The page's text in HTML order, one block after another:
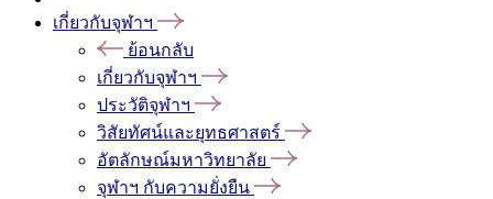
เกี่ยวกับจุฬาฯ
ย้อนกลับ
เกี่ยวกับจุฬาฯ
ประวัติจุฬาฯ
วิสัยทัศน์และยุทธศาสตร์
อัตลักษณ์มหาวิทยาลัย
จุฬาฯ กับความยั่งยืน